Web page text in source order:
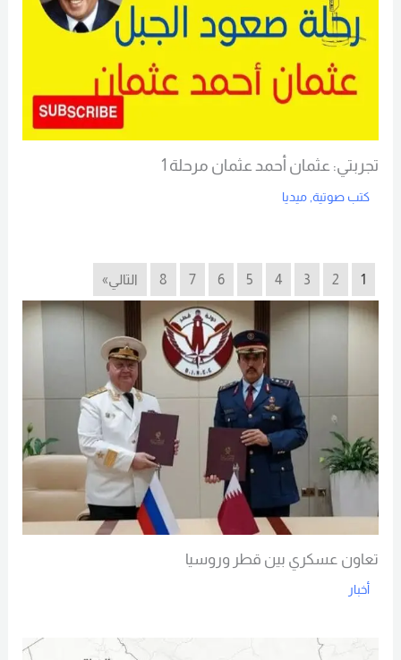
تجربتي: عثمان أحمد عثمان مرحلة 1
كتب صوتية, ميديا
1
2
3
4
5
6
7
8 التالي»
تعاون عسكري بين قطر وروسيا
أخبار